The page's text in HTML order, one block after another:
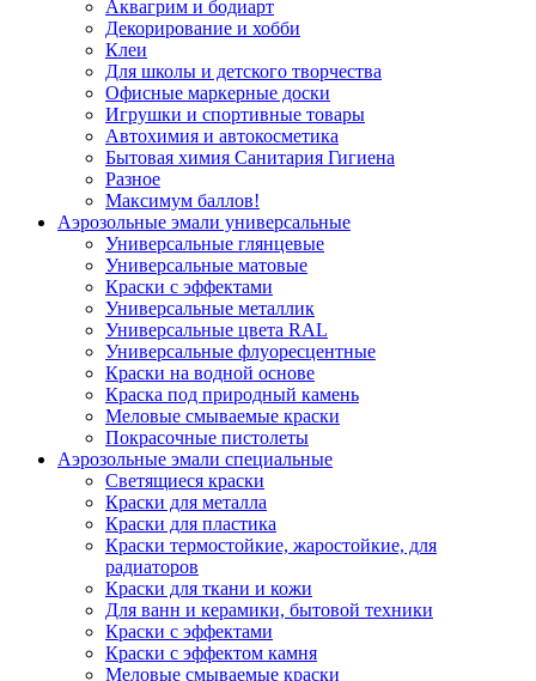
Аквагрим и бодиарт
Декорирование и хобби
Клеи
Для школы и детского творчества
Офисные маркерные доски
Игрушки и спортивные товары
Автохимия и автокосметика
Бытовая химия Санитария Гигиена
Разное
Максимум баллов!
Аэрозольные эмали универсальные
Универсальные глянцевые
Универсальные матовые
Краски с эффектами
Универсальные металлик
Универсальные цвета RAL
Универсальные флуоресцентные
Краски на водной основе
Краска под природный камень
Меловые смываемые краски
Покрасочные пистолеты
Аэрозольные эмали специальные
Светящиеся краски
Краски для металла
Краски для пластика
Краски термостойкие, жаростойкие, для
радиаторов
Краски для ткани и кожи
Для ванн и керамики, бытовой техники
Краски с эффектами
Краски с эффектом камня
Меловые смываемые краски